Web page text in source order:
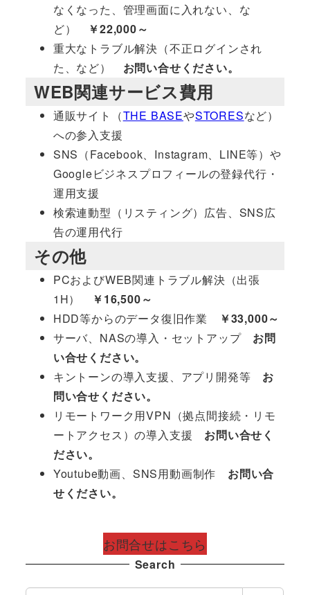
なくなった、管理画面に入れない、な
ど）
￥22,000～
重大なトラブル解決（不正ログインされ
た、など） お問い合せください。
WEB関連サービス費用
通販サイト（THE BASEやSTORESなど）
への参入支援
SNS（Facebook、Instagram、LINE等）や
Googleビジネスプロフィールの登録代行・
運用支援
検索連動型（リスティング）広告、SNS広
告の運用代行
その他
PCおよびWEB関連トラブル解決（出張
1H）
￥16,500～
HDD等からのデータ復旧作業
￥33,000～
サーバ、NASの導入・セットアップ お問
い合せください。
キントーンの導入支援、アプリ開発等 お
問い合せください。
リモートワーク用VPN（拠点間接続・リモ
ートアクセス）の導入支援 お問い合せく
ださい。
Youtube動画、SNS用動画制作 お問い合
せください。
お問合せはこちら
Search